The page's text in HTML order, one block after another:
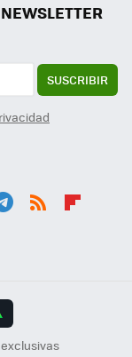
SUSCRIBIR